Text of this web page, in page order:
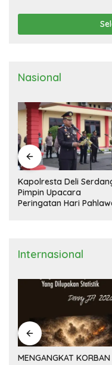
Nasional
Kapolresta Deli
Pimpin Upacara
Peringatan Hari
Internasional
MENGANGKAT KORBAN